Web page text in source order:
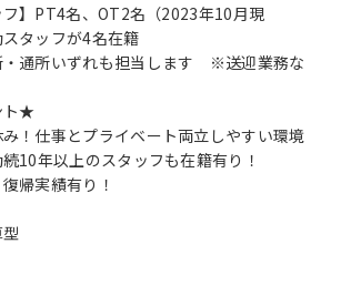
フ】PT4名、OT2名（2023年10月現
タッフが4名在籍
・通所いずれも担当します ※送迎業務な
ト★
！仕事とプライベート両立しやすい環境
10年以上のスタッフも在籍有り！
帰実績有り！